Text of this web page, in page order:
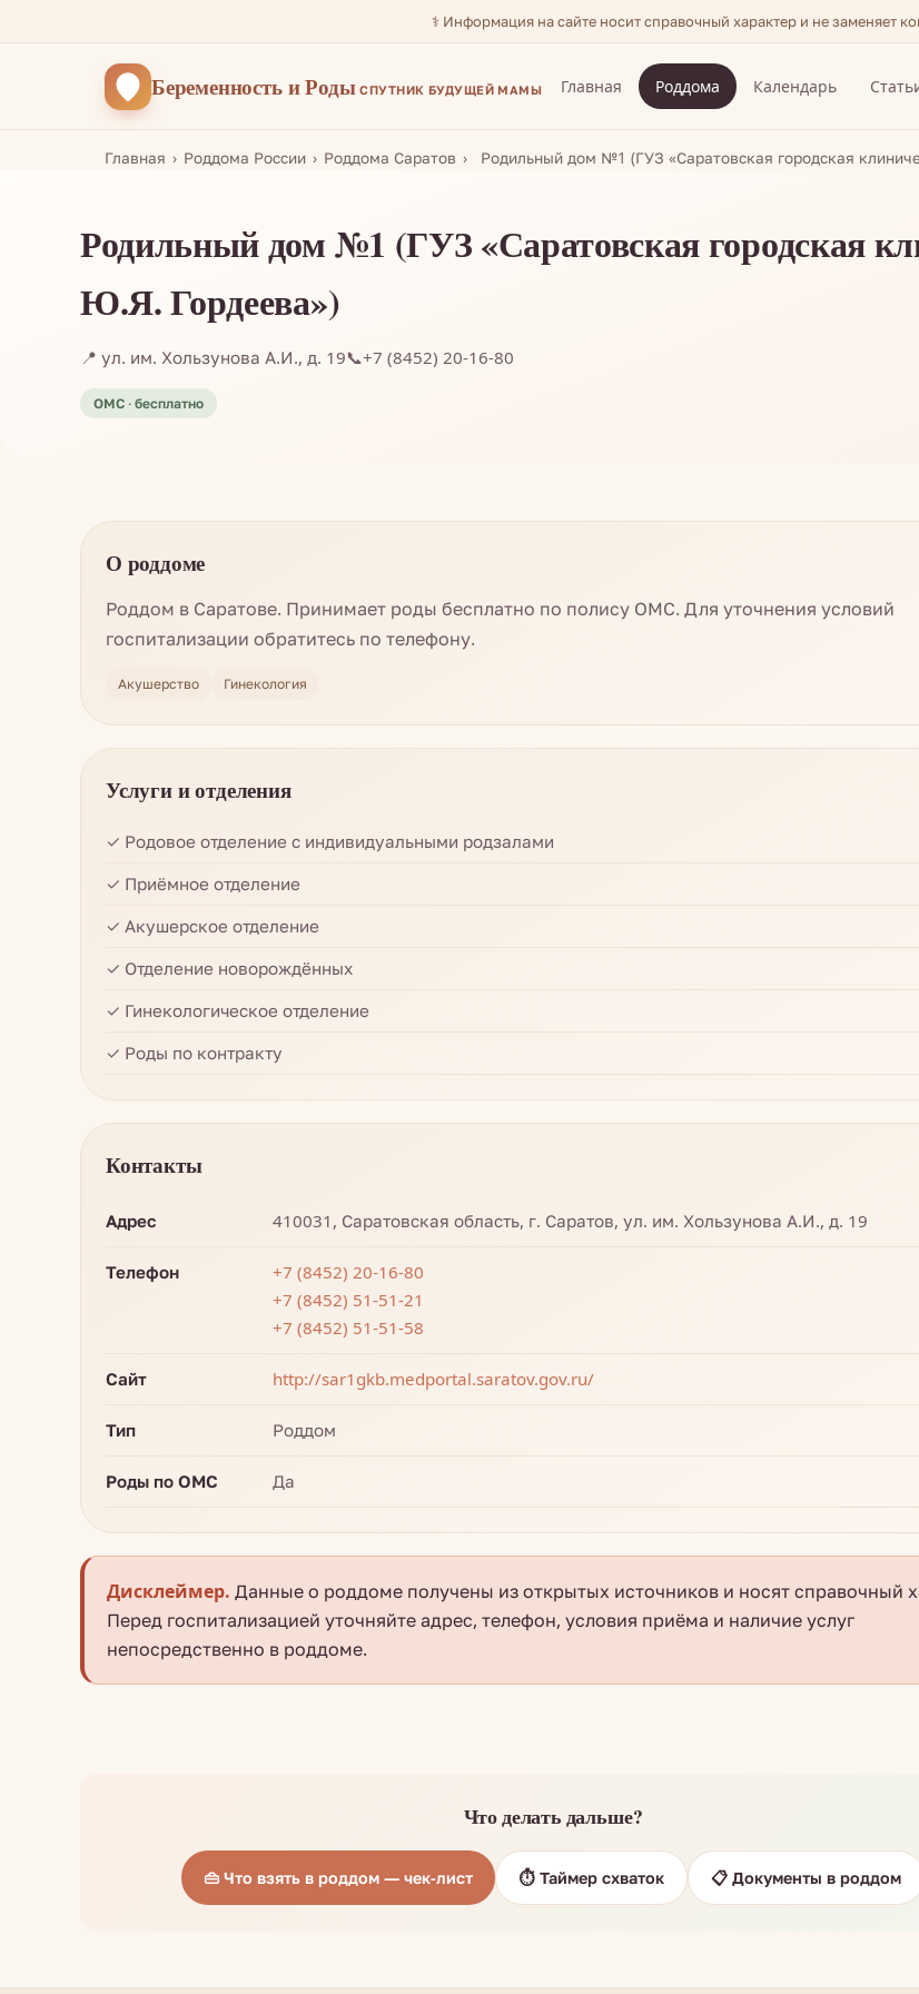
⚕️ Информация на сайте носит справочный характер и не заменяет
Беременностьи Роды СПУТНИК БУДУЩЕЙ МАМЫ Главная Роддома Календарь
Главная Роддома России Роддома Саратов Родильный дом №1 (ГУЗ «Саратовская городская
Родильный дом №1 (ГУЗ «Саратовская городская
Ю.Я. Гордеева»)
📍 ул. им. Хользунова А.И., д. 19📞+7 (8452) 20-16-80
О роддоме
Роддом в Саратове. Принимает роды бесплатно по полису ОМС. Для уточнения условий
госпитализации обратитесь по телефону.
Акушерство Гинекология
Услуги и отделения
✓ Родовое отделение с индивидуальными родзалами
✓ Приёмное отделение
✓ Акушерское отделение
✓ Отделение новорождённых
✓ Гинекологическое отделение
✓ Роды по контракту
Контакты
Адрес 410031, Саратовская область, г. Саратов, ул. им. Хользунова А.И., д. 19
Телефон
+7 (8452) 20-16-80
+7 (8452) 51-51-21
+7 (8452) 51-51-58
Сайт http://sar1gkb.medportal.saratov.gov.ru/
Тип Роддом
Роды по ОМС Да
Дисклеймер. Данные о роддоме получены из открытых источников и носят справочный
Перед госпитализацией уточняйте адрес, телефон, условия приёма и наличие услуг
непосредственно в роддоме.
Что делать дальше?
👜 Что взять в роддом — чек-лист ⏱️ Таймер схваток 📋 Документы в роддом